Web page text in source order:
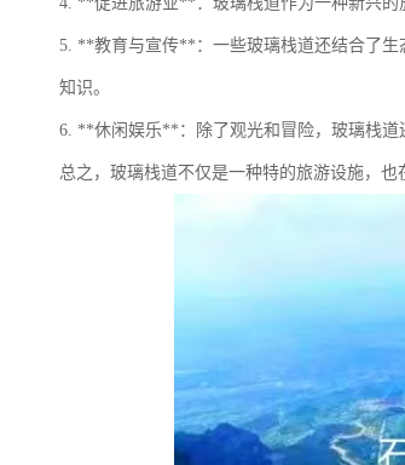
5. **教育与宣传**：一些玻璃栈道还结合了生
知识。
6. **休闲娱乐**：除了观光和冒险，玻璃栈道
总之，玻璃栈道不仅是一种特的旅游设施，